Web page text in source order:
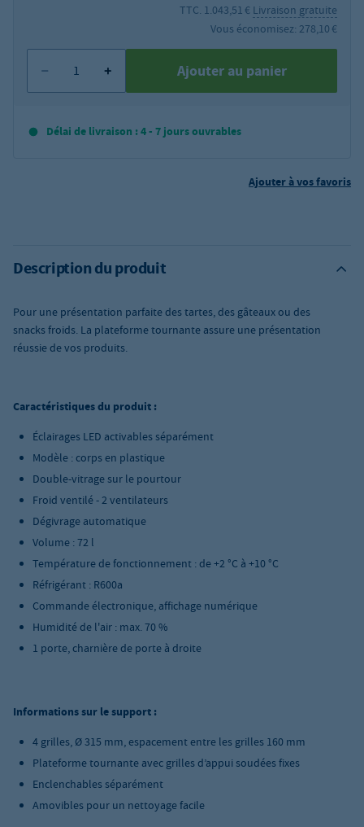
TTC. 1.043,51 € Livraison gratuite
Vous économisez: 278,10 €
Ajouter au panier
Délai de livraison : 4 - 7 jours ouvrables
Ajouter à vos favoris
Description du produit
Pour une présentation parfaite des tartes, des gâteaux ou des
snacksfroids. La plateforme tournante assure une présentation
réussie de vos produits.
Caractéristiques du produit :
Éclairages LED activables séparément
Modèle : corps en plastique
Double-vitrage sur le pourtour
Froid ventilé - 2 ventilateurs
Dégivrage automatique
Volume : 72 l
Température de fonctionnement : de +2 °C à +10 °C
Réfrigérant : R600a
Commande électronique, affichage numérique
Humidité de l'air : max. 70 %
1 porte, charnière de porte à droite
Informations sur le support :
4 grilles, Ø 315 mm, espacement entre les grilles 160 mm
Plateforme tournante avec grilles d’appui soudées fixes
Enclenchables séparément
Amovibles pour un nettoyage facile